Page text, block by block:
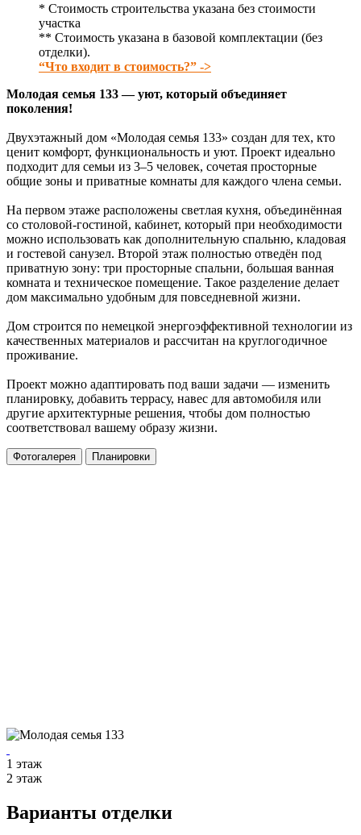
* Стоимость строительства указана без стоимости
участка
** Стоимость указана в базовой комплектации (без
отделки).
“Что входит в стоимость?” ->
Молодая семья 133 — уют, который объединяет
поколения!
Двухэтажный дом «Молодая семья 133» создан для тех, кто
ценит комфорт, функциональность и уют. Проект идеально
подходит для семьи из 3–5 человек, сочетая просторные
общие зоны и приватные комнаты для каждого члена семьи.
На первом этаже расположены светлая кухня, объединённая
со столовой-гостиной, кабинет, который при необходимости
можно использовать как дополнительную спальню, кладовая
и гостевой санузел. Второй этаж полностью отведён под
приватную зону: три просторные спальни, большая ванная
комната и техническое помещение. Такое разделение делает
дом максимально удобным для повседневной жизни.
Дом строится по немецкой энергоэффективной технологии из
качественных материалов и рассчитан на круглогодичное
проживание.
Проект можно адаптировать под ваши задачи — изменить
планировку, добавить террасу, навес для автомобиля или
другие архитектурные решения, чтобы дом полностью
соответствовал вашему образу жизни.
Фотогалерея Планировки
1 этаж
2 этаж
Варианты отделки